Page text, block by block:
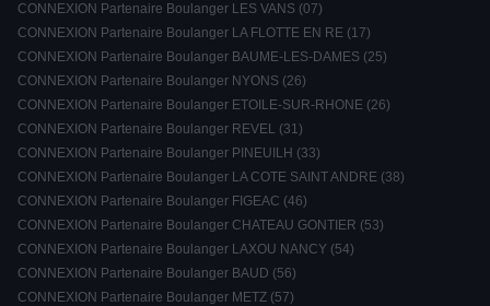
CONNEXION Partenaire Boulanger LES VANS (07)
CONNEXION Partenaire Boulanger LA FLOTTE EN RE (17)
CONNEXION Partenaire Boulanger BAUME-LES-DAMES (25)
CONNEXION Partenaire Boulanger NYONS (26)
CONNEXION Partenaire Boulanger ETOILE-SUR-RHONE (26)
CONNEXION Partenaire Boulanger REVEL (31)
CONNEXION Partenaire Boulanger PINEUILH (33)
CONNEXION Partenaire Boulanger LA COTE SAINT ANDRE (38)
CONNEXION Partenaire Boulanger FIGEAC (46)
CONNEXION Partenaire Boulanger CHATEAU GONTIER (53)
CONNEXION Partenaire Boulanger LAXOU NANCY (54)
CONNEXION Partenaire Boulanger BAUD (56)
CONNEXION Partenaire Boulanger METZ (57)